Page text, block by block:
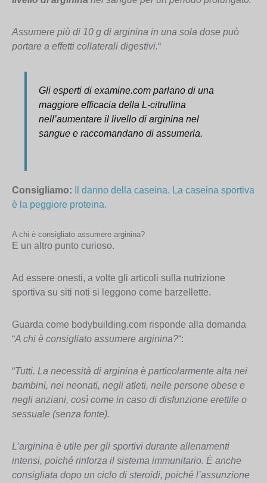
Assumere più di 10 g di arginina in una sola dose può
portare a effetti collaterali digestivi.“
Gli esperti di examine.com parlano di una
maggiore efficacia della L-citrullina
nell’aumentare il livello di arginina nel
sangue e raccomandano di assumerla.
Consigliamo:
Il danno della caseina. La caseina sportiva
è la peggiore proteina.
A chi è consigliato assumere arginina?
E un altro punto curioso.
Ad essere onesti, a volte gli articoli sulla nutrizione
sportiva su siti noti si leggono come barzellette.
Guarda come bodybuilding.com risponde alla domanda
“A chi è consigliato assumere arginina?“:
“Tutti. La necessità di arginina è particolarmente alta nei
bambini, nei neonati, negli atleti, nelle persone obese e
negli anziani, così come in caso di disfunzione erettile o
sessuale (senza fonte).
L’arginina è utile per gli sportivi durante allenamenti
intensi, poiché rinforza il sistema immunitario. È anche
consigliata dopo un ciclo di steroidi, poiché l’assunzione